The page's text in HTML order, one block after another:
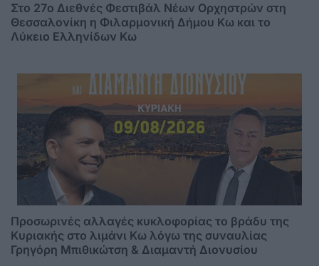
Στο 27ο Διεθνές Φεστιβάλ Νέων Ορχηστρών στη
Θεσσαλονίκη η Φιλαρμονική Δήμου Κω και το
Λύκειο Ελληνίδων Κω
Προσωρινές αλλαγές κυκλοφορίας το βράδυ της
Κυριακής στο λιμάνι Κω λόγω της συναυλίας
Γρηγόρη Μπιθικώτση & Διαμαντή Διονυσίου